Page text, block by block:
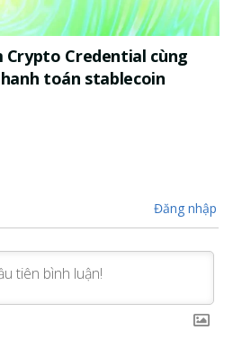
Credential cùng
toán stablecoin
Đăng nhập